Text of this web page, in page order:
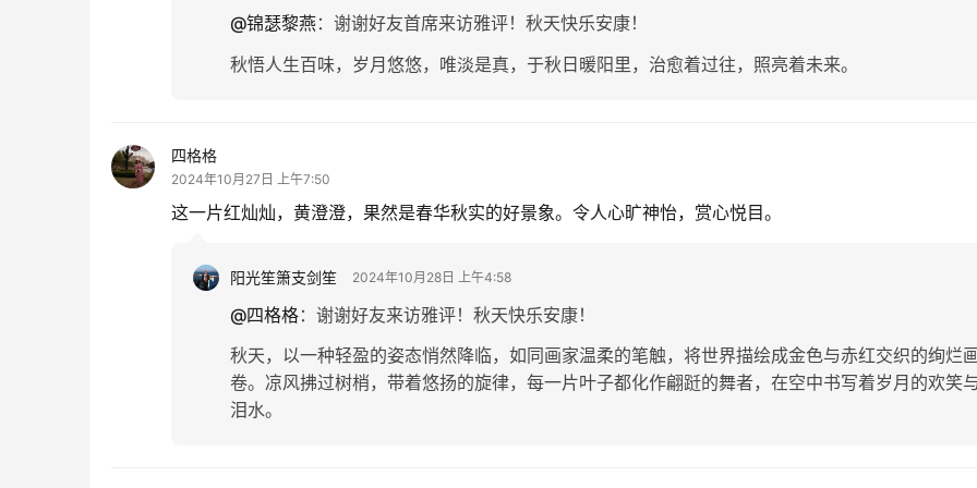
@锦瑟黎燕： 谢谢好友首席来访雅评！秋天快乐安康！
秋悟人生百味，岁月悠悠，唯淡是真，于秋日暖阳里，治愈着过往，照亮着未来。
四格格
2024年10月27日 上午7:50
这一片红灿灿，黄澄澄，果然是春华秋实的好景象。令人心旷神怡，赏心悦目。
阳光笙箫支剑笙 2024年10月28日 上午4:58
@四格格： 谢谢好友来访雅评！秋天快乐安康！
秋天，以一种轻盈的姿态悄然降临，如同画家温柔的笔触，将世界描绘成金色与赤红交织的绚烂
卷。凉风拂过树梢，带着悠扬的旋律，每一片叶子都化作翩跹的舞者，在空中书写着岁月的欢笑
泪水。